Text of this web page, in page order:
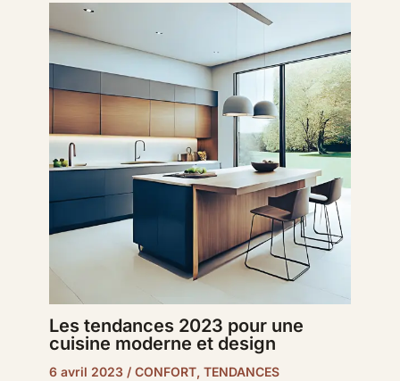
Les tendances 2023 pour une
cuisine moderne et design
6 avril 2023 / CONFORT, TENDANCES